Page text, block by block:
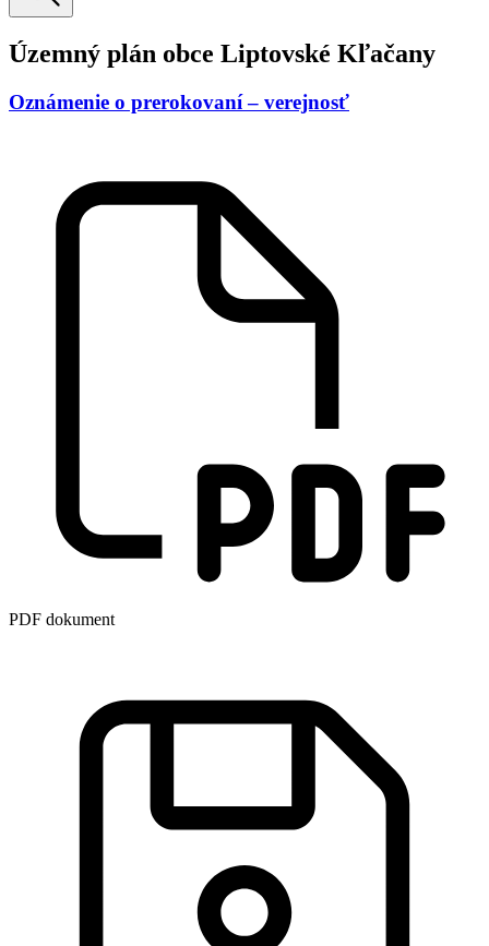
Územný plán obce Liptovské Kľačany
Oznámenie o prerokovaní – verejnosť
PDF dokument